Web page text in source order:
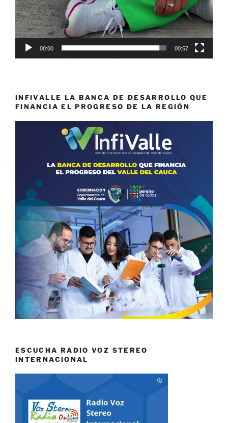
00:00 00:57
INFIVALLE LA BANCA DE DESARROLLO QUE
FINANCIA EL PROGRESO DE LA REGIÓN
ESCUCHA RADIO VOZ STEREO
INTERNACIONAL